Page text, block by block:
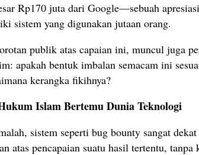
Rp170 juta dari Google—sebuah
sistem yang digunakan jutaan orang.
publik atas capaian ini, muncul juga
apakah bentuk imbalan semacam ini
kerangka fikihnya?
Islam Bertemu Dunia Teknologi
sistem seperti bug bounty sangat
atas pencapaian suatu hasil tertentu, tanpa